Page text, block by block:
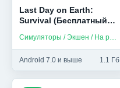
Last Day on Earth:
Survival (Бесплатный
Симуляторы / Экшен / На русском
Android 7.0 и выше 1.1 Гб